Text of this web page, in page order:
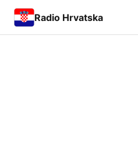
Radio Hrvatska